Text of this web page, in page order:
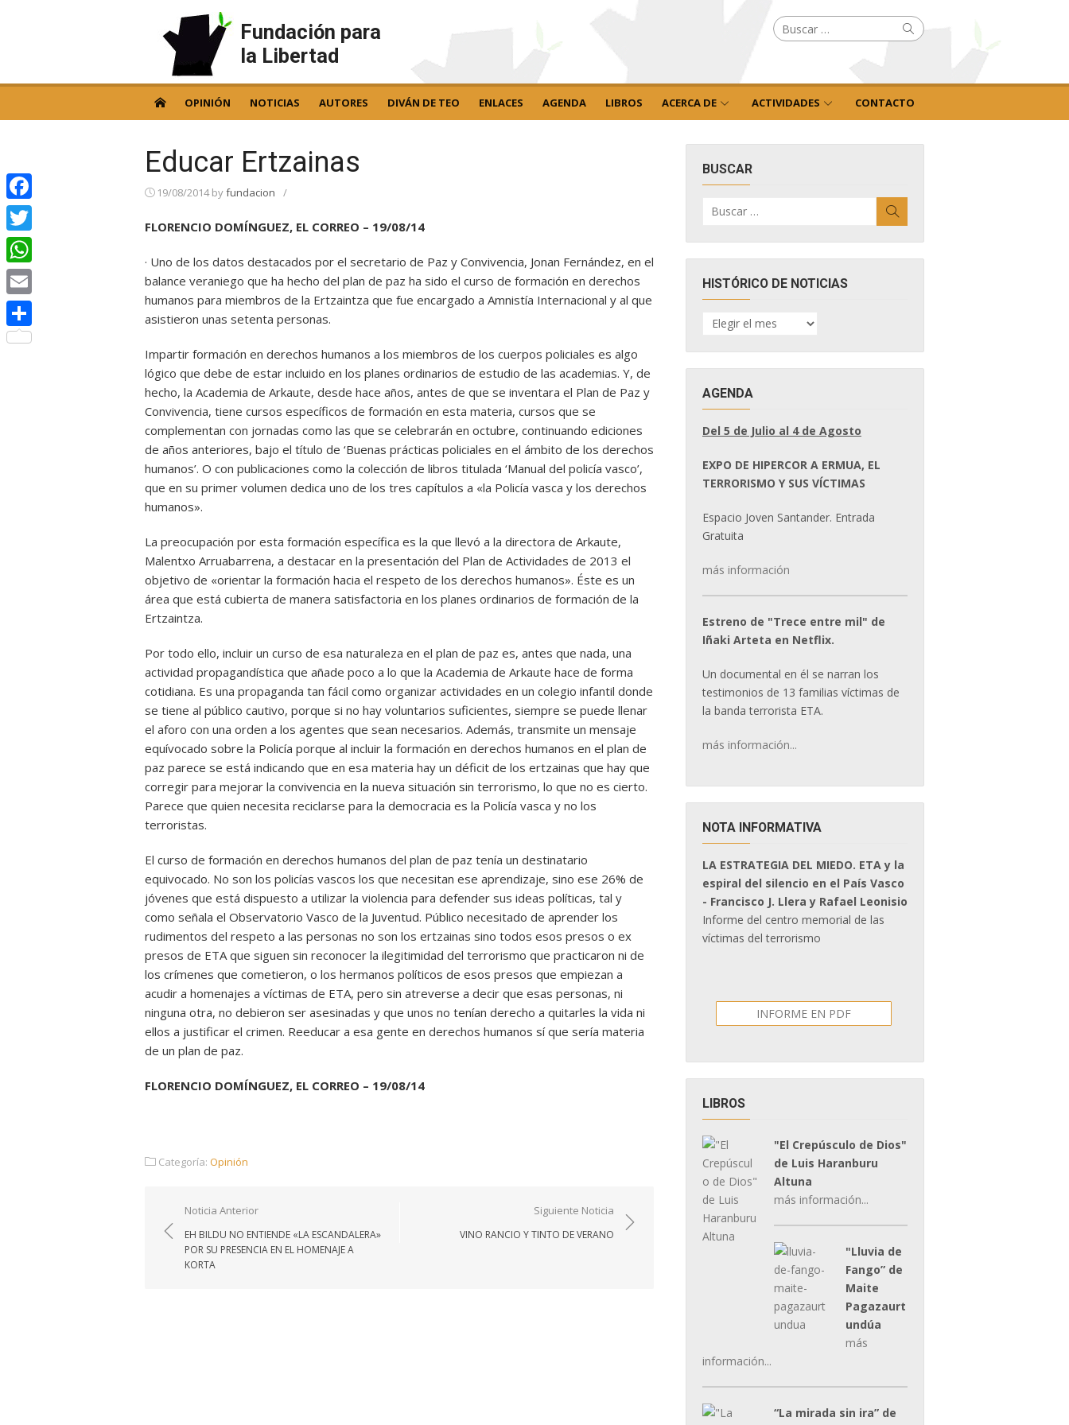
Fundación para
la Libertad
Buscar
por: Buscar
OPINIÓN NOTICIAS AUTORES DIVÁN DE TEO ENLACES AGENDA LIBROS ACERCA DE ACTIVIDADES CONTACTO
Educar Ertzainas
19/08/2014byfundacion /
FLORENCIO DOMÍNGUEZ, EL CORREO – 19/08/14
· Uno de los datos destacados por el secretario de Paz y Convivencia, Jonan Fernández, en el
balance veraniego que ha hecho del plan de paz ha sido el curso de formación en derechos
humanos para miembros de la Ertzaintza que fue encargado a Amnistía Internacional y al que
asistieron unas setenta personas.
Impartir formación en derechos humanos a los miembros de los cuerpos policiales es algo
lógico que debe de estar incluido en los planes ordinarios de estudio de las academias. Y, de
hecho, la Academia de Arkaute, desde hace años, antes de que se inventara el Plan de Paz y
Convivencia, tiene cursos específicos de formación en esta materia, cursos que se
complementan con jornadas como las que se celebrarán en octubre, continuando ediciones
de años anteriores, bajo el título de ‘Buenas prácticas policiales en el ámbito de los derechos
humanos’. O con publicaciones como la colección de libros titulada ‘Manual del policía vasco’,
que en su primer volumen dedica uno de los tres capítulos a «la Policía vasca y los derechos
humanos».
La preocupación por esta formación específica es la que llevó a la directora de Arkaute,
Malentxo Arruabarrena, a destacar en la presentación del Plan de Actividades de 2013 el
objetivo de «orientar la formación hacia el respeto de los derechos humanos». Éste es un
área que está cubierta de manera satisfactoria en los planes ordinarios de formación de la
Ertzaintza.
Por todo ello, incluir un curso de esa naturaleza en el plan de paz es, antes que nada, una
actividad propagandística que añade poco a lo que la Academia de Arkaute hace de forma
cotidiana. Es una propaganda tan fácil como organizar actividades en un colegio infantil donde
se tiene al público cautivo, porque si no hay voluntarios suficientes, siempre se puede llenar
el aforo con una orden a los agentes que sean necesarios. Además, transmite un mensaje
equívocado sobre la Policía porque al incluir la formación en derechos humanos en el plan de
paz parece se está indicando que en esa materia hay un déficit de los ertzainas que hay que
corregir para mejorar la convivencia en la nueva situación sin terrorismo, lo que no es cierto.
Parece que quien necesita reciclarse para la democracia es la Policía vasca y no los
terroristas.
El curso de formación en derechos humanos del plan de paz tenía un destinatario
equivocado. No son los policías vascos los que necesitan ese aprendizaje, sino ese 26% de
jóvenes que está dispuesto a utilizar la violencia para defender sus ideas políticas, tal y
como señala el Observatorio Vasco de la Juventud. Público necesitado de aprender los
rudimentos del respeto a las personas no son los ertzainas sino todos esos presos o ex
presos de ETA que siguen sin reconocer la ilegitimidad del terrorismo que practicaron ni de
los crímenes que cometieron, o los hermanos políticos de esos presos que empiezan a
acudir a homenajes a víctimas de ETA, pero sin atreverse a decir que esas personas, ni
ninguna otra, no debieron ser asesinadas y que unos no tenían derecho a quitarles la vida ni
ellos a justificar el crimen. Reeducar a esa gente en derechos humanos sí que sería materia
de un plan de paz.
FLORENCIO DOMÍNGUEZ, EL CORREO – 19/08/14
Categoría: Opinión
Navegación
de
entradas
Noticia Anterior
EH BILDU NO ENTIENDE «LA ESCANDALERA»
POR SU PRESENCIA EN EL HOMENAJE A
KORTA
Siguiente Noticia
VINO RANCIO Y TINTO DE VERANO
BUSCAR
por:
HISTÓRICO DE NOTICIAS
HISTÓRICO
DE
AGENDA
Del 5 de Julio al 4 de Agosto
EXPO DE HIPERCOR A ERMUA, EL
TERRORISMO Y SUS VÍCTIMAS
Espacio Joven Santander. Entrada
Gratuita
más información
Estreno de "Trece entre mil" de
Iñaki Arteta en Netflix.
Un documental en él se narran los
testimonios de 13 familias víctimas de
la banda terrorista ETA.
más información...
NOTA INFORMATIVA
LA ESTRATEGIA DEL MIEDO. ETA y la
espiral del silencio en el País Vasco
- Francisco J. Llera y Rafael Leonisio
Informe del centro memorial de las
víctimas del terrorismo
INFORME EN PDF
LIBROS
"El Crepúsculo de Dios"
de Luis Haranburu
Altuna
más información...
"Lluvia de
Fango” de
Maite
Pagazaurt
undúa
más
información...
“La mirada sin ira” de
Facebook
Twitter
WhatsApp
Email
Compartir